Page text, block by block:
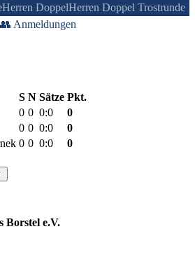
Herren DoppelHerren Doppel Trostrunde
👥 Anmeldungen
S N Sätze Pkt.
0 0 0:0
0
0 0 0:0
0
0 0 0:0 0
Borstel e.V.